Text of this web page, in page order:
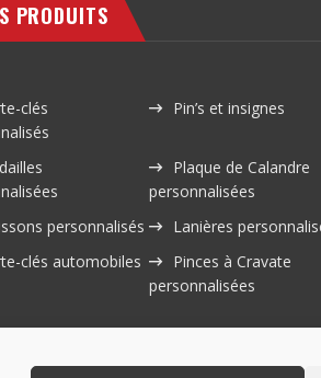
PRODUITS
clés
Pin’s et insignes
Plaque de Calandre
personnalisées
personnalisés
Lanières
clés automobiles
Pinces à Cravate
personnalisées